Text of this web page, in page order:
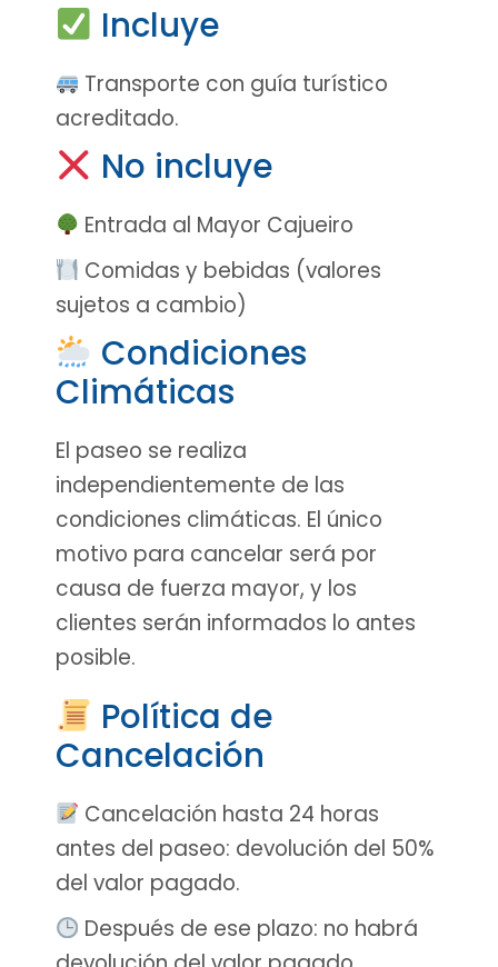
Incluye
Transporte con guía turístico
acreditado.
No incluye
Entrada al Mayor Cajueiro
Comidas y bebidas (valores
sujetos a cambio)
Condiciones
Climáticas
El paseo se realiza
independientemente de las
condiciones climáticas. El único
motivo para cancelar será por
causa de fuerza mayor, y los
clientes serán informados lo antes
posible.
Política de
Cancelación
Cancelación hasta 24 horas
antes del paseo: devolución del 50%
del valor pagado.
Después de ese plazo: no habrá